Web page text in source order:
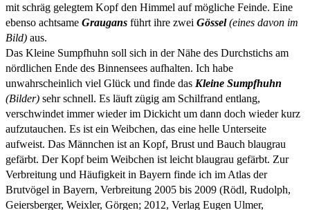
mit schräg gelegtem Kopf den Himmel auf mögliche Feinde. Eine
ebenso achtsame Graugans führt ihre zwei Gössel(eines davon im
Bild) aus.
Das Kleine Sumpfhuhn soll sich in der Nähe des Durchstichs am
nördlichen Ende des Binnensees aufhalten. Ich habe
unwahrscheinlich viel Glück und finde das Kleine Sumpfhuhn
(Bilder) sehr schnell. Es läuft zügig am Schilfrand entlang,
verschwindet immer wieder im Dickicht um dann doch wieder kurz
aufzutauchen. Es ist ein Weibchen, das eine helle Unterseite
aufweist. Das Männchen ist an Kopf, Brust und Bauch blaugrau
gefärbt. Der Kopf beim Weibchen ist leicht blaugrau gefärbt. Zur
Verbreitung und Häufigkeit in Bayern finde ich im Atlas der
Brutvögel in Bayern, Verbreitung 2005 bis 2009 (Rödl, Rudolph,
Geiersberger, Weixler, Görgen; 2012, Verlag Eugen Ulmer,